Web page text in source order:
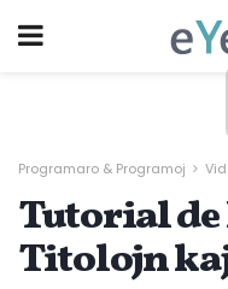
Programaro & Programoj
Tutorial de
Titolojn